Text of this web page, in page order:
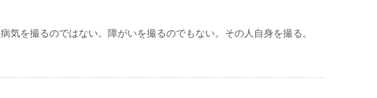
病気を撮るのではない。障がいを撮るのでもない。その人自身を撮る。